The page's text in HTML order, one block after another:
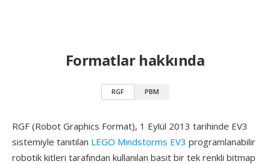
Formatlar hakkında
RGF PBM
RGF (Robot Graphics Format), 1 Eylül 2013 tarihinde EV3
sistemiyle tanıtılan LEGO Mindstorms EV3 programlanabilir
robotik kitleri tarafından kullanılan basit bir tek renkli bitmap